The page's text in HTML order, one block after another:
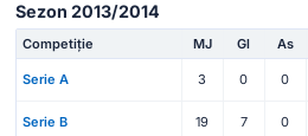
Sezon 2013/2014
Competiție MJ Gl As
Serie A 3 0 0
Serie B 19 7 0